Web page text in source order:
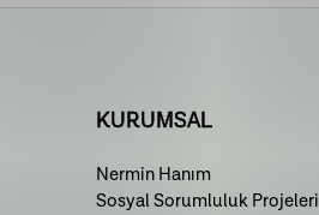
KURUMSAL
Nermin Hanım
Sosyal Sorumluluk Projeleri